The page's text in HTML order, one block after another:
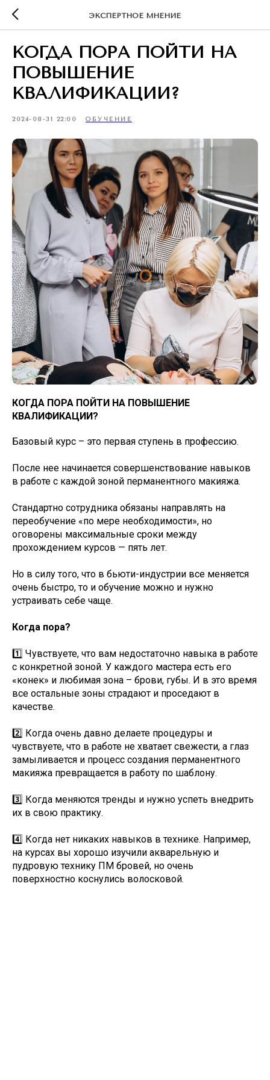
ЭКСПЕРТНОЕ МНЕНИЕ
КОГДА ПОРА ПОЙТИ НА
ПОВЫШЕНИЕ
КВАЛИФИКАЦИИ?
2024-08-31 22:00 ОБУЧЕНИЕ
КОГДА ПОРА ПОЙТИ НА ПОВЫШЕНИЕ
КВАЛИФИКАЦИИ?
Базовый курс – это первая ступень в профессию.
После нее начинается совершенствование навыков
в работе с каждой зоной перманентного макияжа.
Стандартно сотрудника обязаны направлять на
переобучение «по мере необходимости», но
оговорены максимальные сроки между
прохождением курсов — пять лет.
Но в силу того, что в бьюти-индустрии все меняется
очень быстро, то и обучение можно и нужно
устраивать себе чаще.
Когда пора?
1️⃣ Чувствуете, что вам недостаточно навыка в работе
с конкретной зоной. У каждого мастера есть его
«конек» и любимая зона – брови, губы. И в это время
все остальные зоны страдают и проседают в
качестве.
2️⃣ Когда очень давно делаете процедуры и
чувствуете, что в работе не хватает свежести, а глаз
замыливается и процесс создания перманентного
макияжа превращается в работу по шаблону.
3️⃣ Когда меняются тренды и нужно успеть внедрить
их в свою практику.
4️⃣ Когда нет никаких навыков в технике. Например,
на курсах вы хорошо изучили акварельную и
пудровую технику ПМ бровей, но очень
поверхностно коснулись волосковой.